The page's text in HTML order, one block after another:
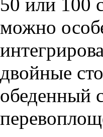
можно
двойные
обеденный